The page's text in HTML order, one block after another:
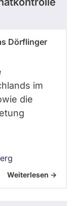
Dörflinger
im
die
Weiterlesen ->